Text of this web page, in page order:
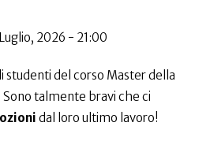
2026 - 21:00
studenti del corso Master della
talmente bravi che ci
dal loro ultimo lavoro!